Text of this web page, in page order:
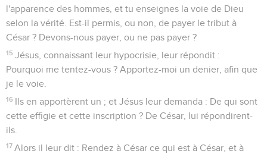
l'apparence des hommes, et tu enseignes la voie de Dieu
selon la vérité. Est-il permis, ou non, de payer le tribut à
César ? Devons-nous payer, ou ne pas payer ?
15 Jésus, connaissant leur hypocrisie, leur répondit :
Pourquoi me tentez-vous ? Apportez-moi un denier, afin que
je le voie.
16 Ils en apportèrent un ; et Jésus leur demanda : De qui sont
cette effigie et cette inscription ? De César, lui répondirent-
ils.
17 Alors il leur dit : Rendez à César ce qui est à César, et à